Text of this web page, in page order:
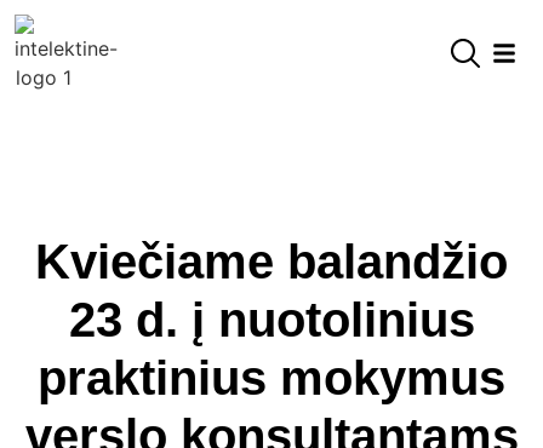
Kviečiame balandžio
23 d. į nuotolinius
praktinius mokymus
verslo konsultantams